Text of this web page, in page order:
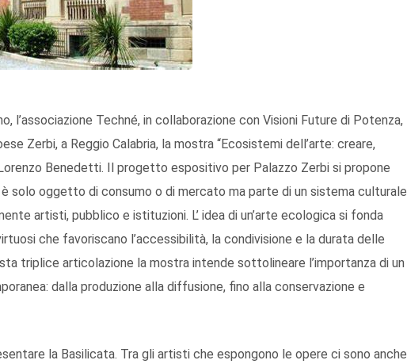
l’associazione Techné, in collaborazione con Visioni Future di Potenza,
Zerbi, a Reggio Calabria, la mostra “Ecosistemi dell’arte: creare,
Benedetti. Il progetto espositivo per Palazzo Zerbi si propone
è solo oggetto di consumo o di mercato ma parte di un sistema culturale
artisti, pubblico e istituzioni. L’ idea di un’arte ecologica si fonda
che favoriscano l’accessibilità, la condivisione e la durata delle
triplice articolazione la mostra intende sottolineare l’importanza di un
dalla produzione alla diffusione, fino alla conservazione e
la Basilicata. Tra gli artisti che espongono le opere ci sono anche